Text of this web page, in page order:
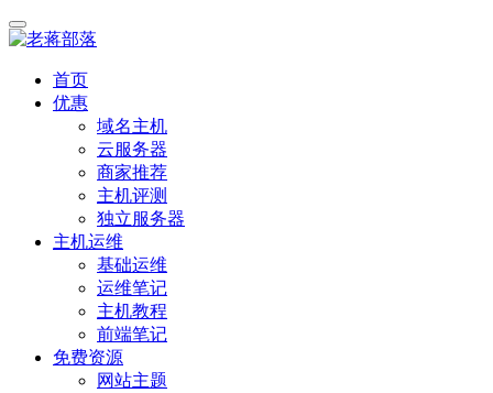
首页
优惠
域名主机
云服务器
商家推荐
主机评测
独立服务器
主机运维
基础运维
运维笔记
主机教程
前端笔记
免费资源
网站主题